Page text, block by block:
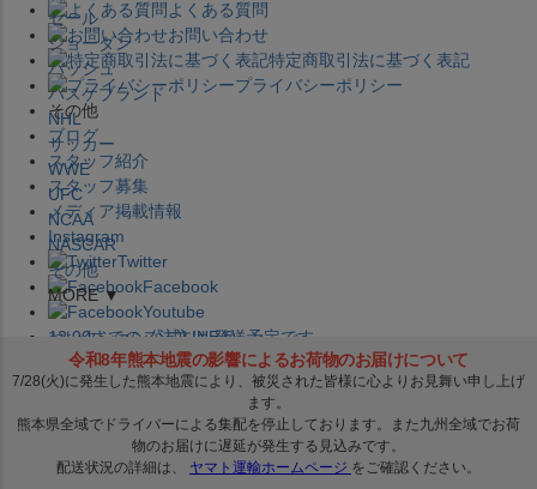
よくある質問
お問い合わせ
特定商取引法に基づく表記
プライバシーポリシー
その他
ブログ
スタッフ紹介
スタッフ募集
メディア掲載情報
Instagram
Twitter
Facebook
Youtube
セレクション公式LINE@
セール
ジョーダン
バッシュ
バスケブランド
NHL
サッカー
WWE
UFC
NCAA
NASCAR
その他
MORE ▼
12:00までのご注文は発送予定です。
在庫品は 1-3営業日内で発送!! ※お取寄せ商品は対象外